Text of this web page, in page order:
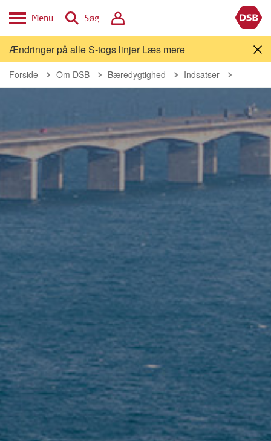
Menu Søg
Ændringer på alle S-togs linjerLæs mere
Forside Om DSB Bæredygtighed Indsatser